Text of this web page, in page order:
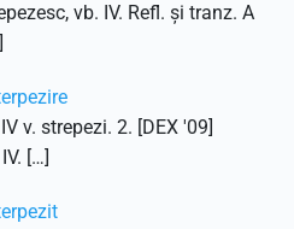
vb. IV. Refl. și tranz. A
v. strepezi. 2. [DEX '09]
[…]